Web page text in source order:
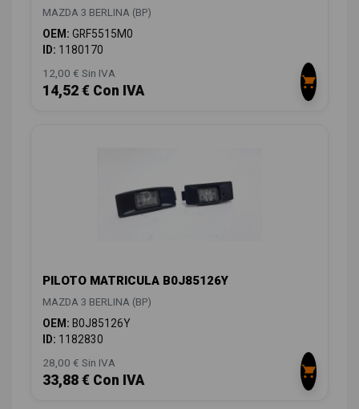
MAZDA 3 BERLINA (BP)
OEM: GRF5515M0
ID: 1180170
12,00 € Sin IVA
14,52 € Con IVA
PILOTO MATRICULA B0J85126Y
MAZDA 3 BERLINA (BP)
OEM: B0J85126Y
ID: 1182830
28,00 € Sin IVA
33,88 € Con IVA